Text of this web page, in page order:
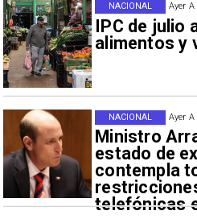
Ayer A
IPC de julio
alimentos y
NACIONAL
Ayer A
Ministro
estado de
contempla
telefónicas
NACIONAL